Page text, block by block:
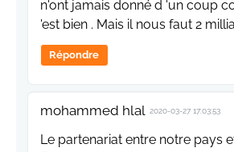
n'ont jamais donné d 'un coup
'est bien . Mais il nous faut 2
Répondre
mohammed hlal 2020-03-27 17:03:53
Le partenariat entre notre pays